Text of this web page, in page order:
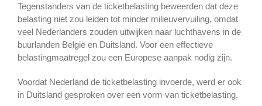
Tegenstanders van de ticketbelasting beweerden dat deze
belasting niet zou leiden tot minder milieuvervuiling, omdat
veel Nederlanders zouden uitwijken naar luchthavens in de
buurlanden België en Duitsland. Voor een effectieve
belastingmaatregel zou een Europese aanpak nodig zijn.
Voordat Nederland de ticketbelasting invoerde, werd er ook
in Duitsland gesproken over een vorm van ticketbelasting.